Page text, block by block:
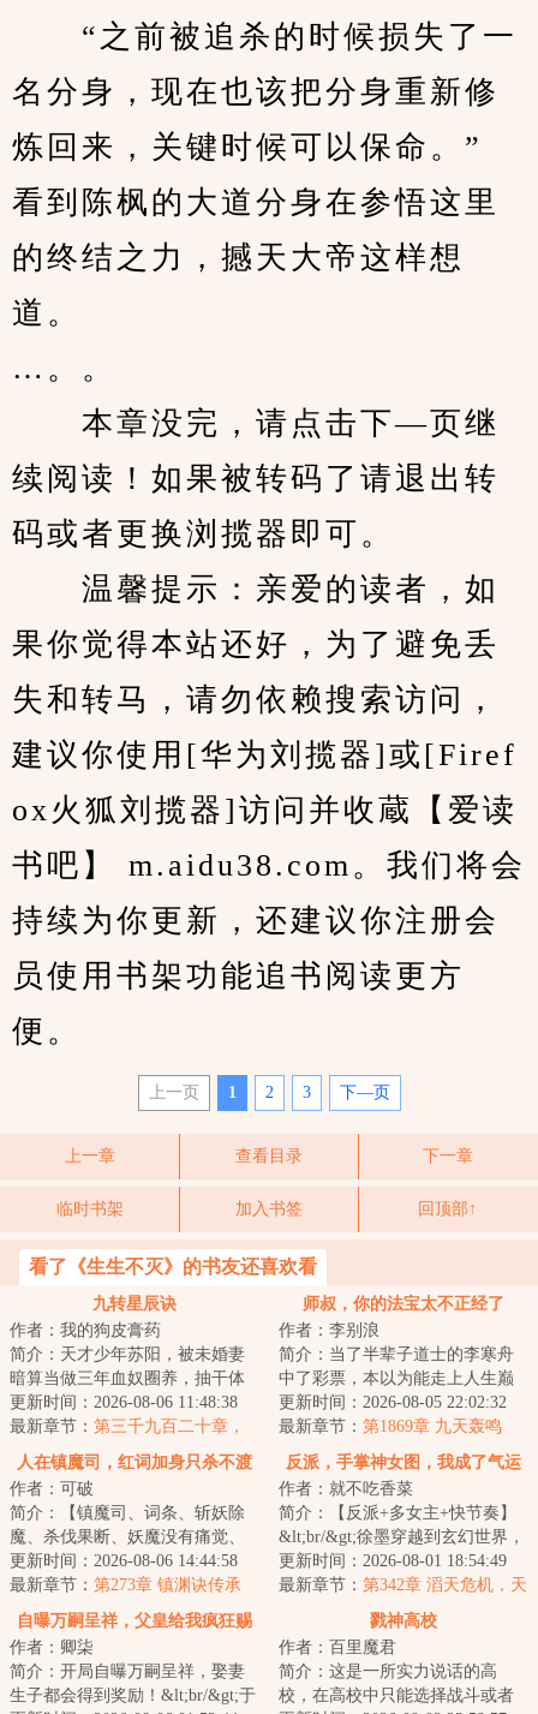
“之前被追杀的时候损失了一
名分身，现在也该把分身重新修
炼回来，关键时候可以保命。”
看到陈枫的大道分身在参悟这里
的终结之力，撼天大帝这样想
道。
…。。
本章没完，请点击下—页继
续阅读！如果被转码了请退出转
码或者更换浏揽器即可。
温馨提示：亲爱的读者，如
果你觉得本站还好，为了避免丢
失和转马，请勿依赖搜索访问，
建议你使用[华为刘揽器]或[Firef
ox火狐刘揽器]访问并收蔵【爱读
书吧】 m.aidu38.com。我们将会
持续为你更新，还建议你注册会
员使用书架功能追书阅读更方
便。
上一页 1 2 3 下—页
上一章 查看目录 下一章
临时书架 加入书签 回顶部↑
看了《生生不灭》的书友还喜欢看
九转星辰诀
作者：我的狗皮膏药
简介：天才少年苏阳，被未婚妻
暗算当做三年血奴圈养，抽干体
内至尊血脉，挑断手脚筋丢弃妖
兽山脉，等待死...
更新时间：2026-08-06 11:48:38
最新章节： 第三千九百二十章，
折翼的创世黑暗魔神！
师叔，你的法宝太不正经了
作者：李别浪
简介：当了半辈子道士的李寒舟
中了彩票，本以为能走上人生巅
峰，谁知却穿越到了一个道门没
落的世界。还成...
更新时间：2026-08-05 22:02:32
最新章节： 第1869章 九天轰鸣
人在镇魔司，红词加身只杀不渡
作者：可破
简介：【镇魔司、词条、斩妖除
魔、杀伐果断、妖魔没有痛觉、
无女主】&lt;br/&gt;大乾王朝，妖
魔乱世，邪...
更新时间：2026-08-06 14:44:58
最新章节： 第273章 镇渊诀传承
反派，手掌神女图，我成了气运
之女杀手
作者：就不吃香菜
简介：【反派+多女主+快节奏】
&lt;br/&gt;徐墨穿越到玄幻世界，
成为了所有男人都羡慕的合欢宗
圣子！&lt;b...
更新时间：2026-08-01 18:54:49
最新章节： 第342章 滔天危机，天
道降临（大结局）
自曝万嗣呈祥，父皇给我疯狂赐
作者：卿柒
简介：开局自曝万嗣呈祥，娶妻
生子都会得到奖励！&lt;br/&gt;于
戮神高校
作者：百里魔君
简介：这是一所实力说话的高
校，在高校中只能选择战斗或者